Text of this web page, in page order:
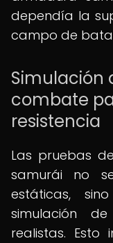
dependía la
campo de
Simulación
combate
resistencia
Las pruebas
samurái no
estáticas,
simulación
realistas. Esto